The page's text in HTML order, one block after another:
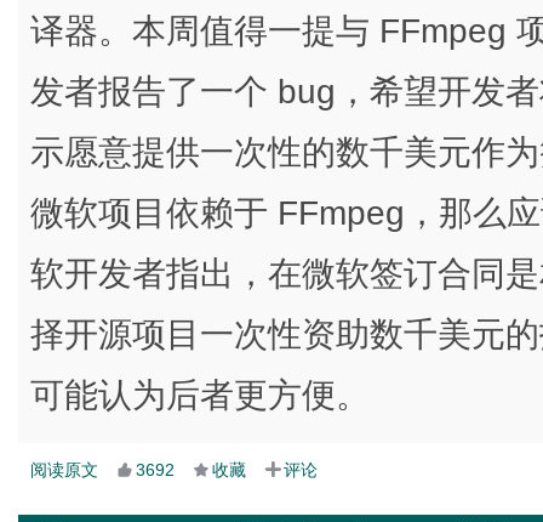
译器。本周值得一提与 FFmpeg
发者报告了一个 bug，希望开发
示愿意提供一次性的数千美元作
微软项目依赖于 FFmpeg，那么
软开发者指出，在微软签订合同
择开源项目一次性资助数千美元
可能认为后者更方便。
阅读原文 3692 收藏 评论